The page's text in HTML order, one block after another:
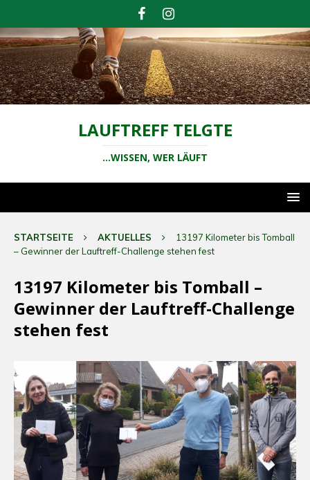
LAUFTREFF TELGTE
...WISSEN, WER LÄUFT
STARTSEITE AKTUELLES
13197 Kilometer bis Tomball
– Gewinner der Lauftreff-Challenge stehen fest
13197 Kilometer bis Tomball –
Gewinner der Lauftreff-Challenge
stehen fest